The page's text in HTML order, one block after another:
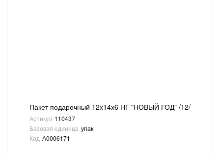
Пакет подарочный 12х14х6 НГ "НОВЫЙ ГОД" /12/
Артикул 110437
Базовая единица упак
Код А0006171